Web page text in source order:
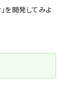
を開発してみよ